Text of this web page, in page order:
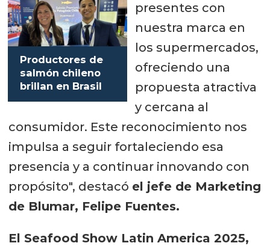
Productores de
salmón chileno
brillan en Brasil
presentes con
nuestra marca en
los supermercados,
ofreciendo una
propuesta atractiva
y cercana al
consumidor. Este reconocimiento nos
impulsa a seguir fortaleciendo esa
presencia y a continuar innovando con
propósito", destacó el jefe de Marketing
de Blumar, Felipe Fuentes.
El Seafood Show Latin America 2025,